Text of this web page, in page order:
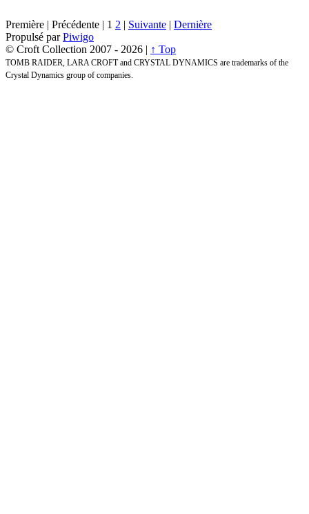
Première | Précédente | 1 2 | Suivante | Dernière
Propulsé parPiwigo
© Croft Collection 2007 - 2026 | ↑ Top
TOMB RAIDER, LARA CROFT and CRYSTAL DYNAMICS are trademarks of the
Crystal Dynamics group of companies.